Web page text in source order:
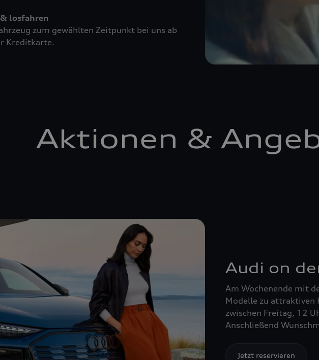
losfahren
zum gewählten Zeitpunkt bei uns ab
Kreditkarte.
Aktionen &
Audi on
Am Wochenende mit
Modelle zu
zwischen Freitag, 12
Anschließend
Jetzt reservieren